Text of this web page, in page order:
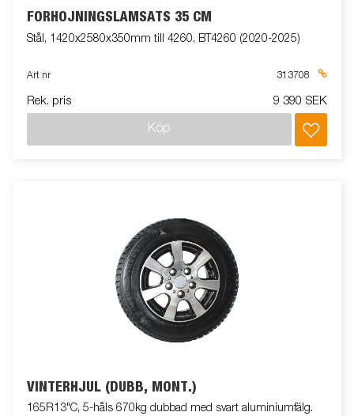
FÖRHÖJNINGSLÄMSATS 35 CM
Stål, 1420x2580x350mm till 4260, BT4260 (2020-2025)
Art nr 313708
Rek. pris 9 390 SEK
Köp
VINTERHJUL (DUBB, MONT.)
165R13"C, 5-håls 670kg dubbad med svart aluminiumfälg.